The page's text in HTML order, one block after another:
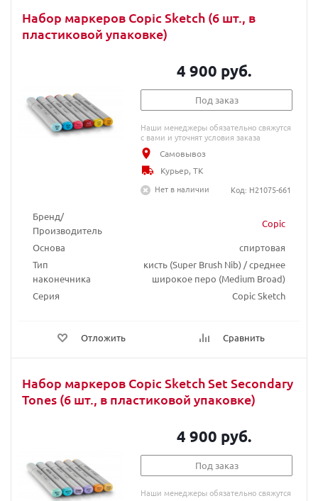
Набор маркеров Copic Sketch (6 шт., в
пластиковой упаковке)
Бренд/
Производитель
Copic
Основа
спиртовая
Тип
наконечника
кисть (Super Brush Nib) / среднее
широкое перо (Medium Broad)
Серия
Copic Sketch
Отложить Сравнить
4 900 руб.
Под заказ
Наши менеджеры обязательно свяжутся
с вами и уточнят условия заказа
Самовывоз
Курьер, ТК
Нет в наличии
Код: H21075-661
Набор маркеров Copic Sketch Set Secondary
Tones (6 шт., в пластиковой упаковке)
4 900 руб.
Под заказ
Наши менеджеры обязательно свяжутся